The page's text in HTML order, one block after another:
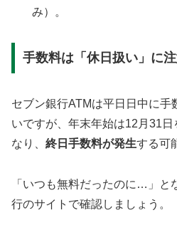
み）。
手数料は「休日扱い」に
セブン銀行ATMは平日日中に手
いですが、年末年始は12月31
なり、 終日手数料が発生する可
「いつも無料だったのに…」と
行のサイトで確認しましょう。